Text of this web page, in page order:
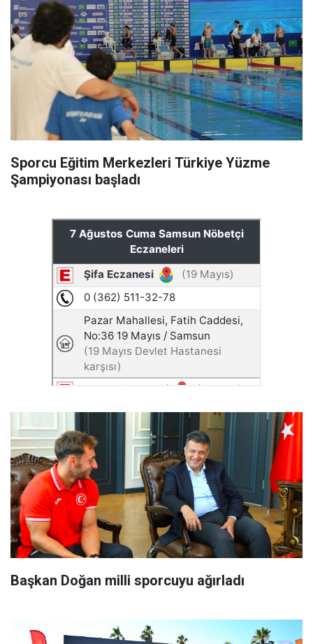
Sporcu Eğitim Merkezleri Türkiye Yüzme
Şampiyonası başladı
Başkan Doğan milli sporcuyu ağırladı